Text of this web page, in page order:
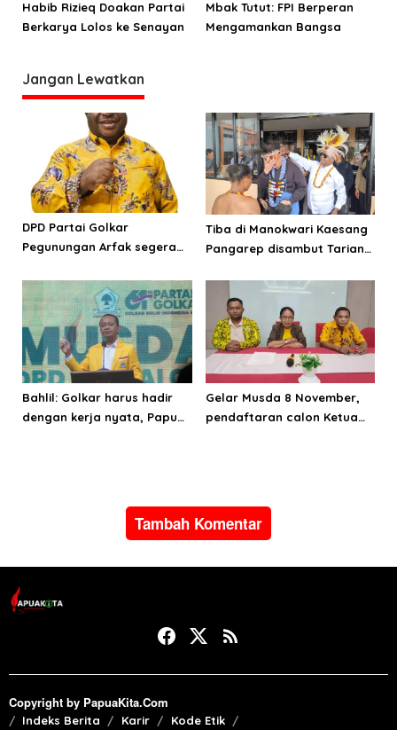
Masyarakat
Habib Rizieq Doakan Partai
Berkarya Lolos ke Senayan
Mbak Tutut: FPI Berperan
Mengamankan Bangsa
Jangan Lewatkan
DPD Partai Golkar
Pegunungan Arfak segera
Tiba di Manokwari Kaesang
Pangarep disambut Tarian
Bahlil: Golkar harus hadir
dengan kerja nyata, Papua
Gelar Musda 8 November,
pendaftaran calon Ketua
Tambah Komentar
Copyright by PapuaKita.Com
Indeks Berita Karir
Kode Etik